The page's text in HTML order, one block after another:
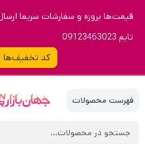
قیمت‌ها بروزه و سفارشات سریعا
تایم 09123463023
کد تخفیف‌ها